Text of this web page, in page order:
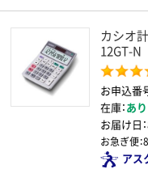
カシオ
12GT-N
お申込番
在庫：あり
お届け日：
お急ぎ便：
アス